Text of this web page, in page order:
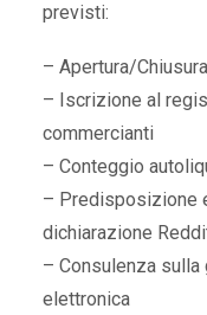
previsti:
– Apertura/
– Iscrizione al
commercianti
– Conteggio
– Predisposizione
dichiarazione
– Consulenza
elettronica